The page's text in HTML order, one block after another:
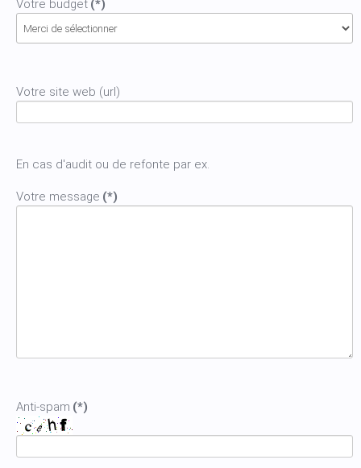
Votre budget (*)
Votre site web (url)
En cas d'audit ou de refonte par ex.
Votre message (*)
Anti-spam (*)